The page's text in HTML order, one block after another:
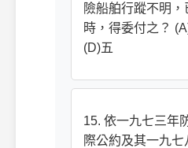
險船舶行蹤不明，
時，得委付之？
(D)五
15. 依一九七三年
際公約及其一九